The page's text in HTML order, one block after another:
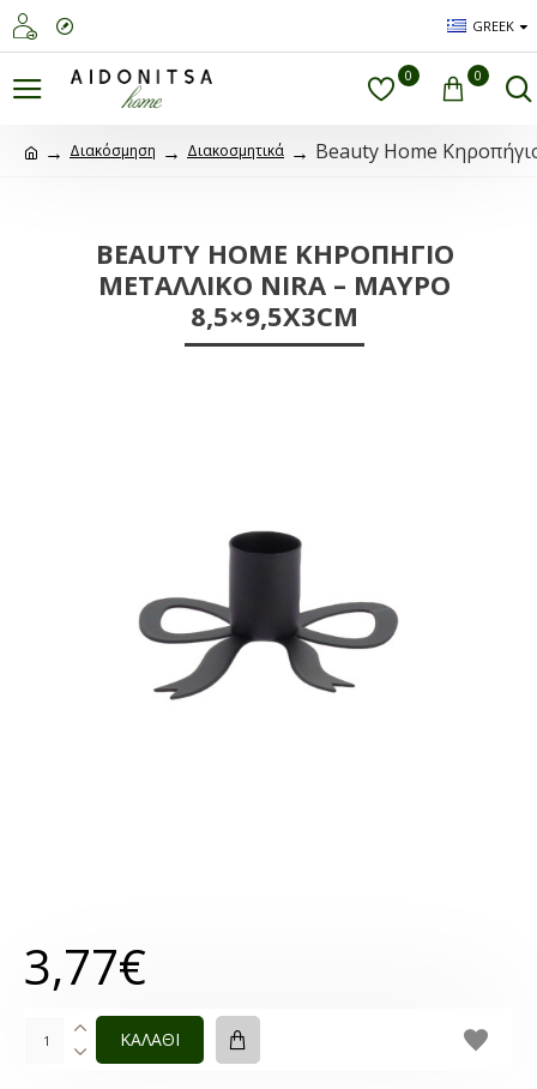
GREEK
0 0
Διακόσμηση Διακοσμητικά Beauty Home
BEAUTY HOME ΚΗΡΟΠΉΓΙΟ
ΜΕΤΑΛΛΙΚΌ NIRA – ΜΑΎΡΟ
8,5×9,5X3CM
3,77€
ΚΑΛΑΘΙ